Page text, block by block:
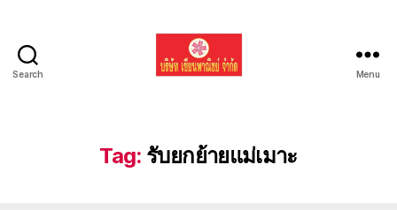
Search
รถ
แบค
Menu
Tag: รับยกย้ายแม่เมาะ